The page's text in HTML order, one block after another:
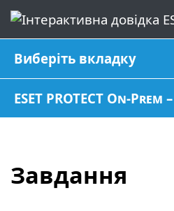
Виберіть вкладку
ESET PROTECT On-Prem
Завдання